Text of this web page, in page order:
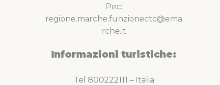
Pec:
regione.marche.funzionectc@ema
rche.it
Informazioni turistiche:
Tel 800222111 – Italia